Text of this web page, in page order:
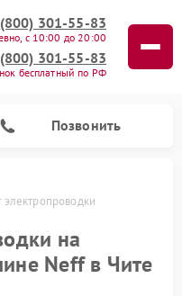
301-55-83
с 10:00 до 20:00
301-55-83
бесплатный по РФ
Позвонить
на
Neff в Чите